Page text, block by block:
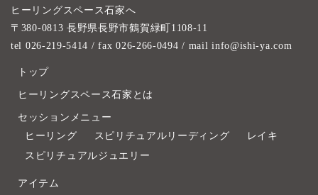
ヒーリングスペース石家へ
〒380-0813 長野県長野市鶴賀緑町1108-11
tel 026-219-5414 / fax 026-266-0494 / mail info@ishi-ya.com
トップ
ヒーリングスペース石家とは
セッションメニュー
ヒーリング
スピリチュアルリーディング
レイキ
スピリチュアルジュエリー
アイテム